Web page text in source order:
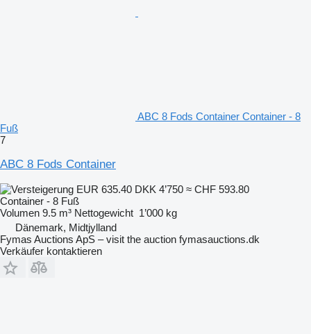
ABC 8 Fods Container Container - 8
Fuß
7
ABC 8 Fods Container
EUR 635.40 DKK 4’750 ≈ CHF 593.80
Container - 8 Fuß
Volumen 9.5 m³ Nettogewicht 1’000 kg
Dänemark, Midtjylland
Fymas Auctions ApS – visit the auction fymasauctions.dk
Verkäufer kontaktieren